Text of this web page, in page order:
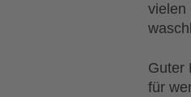
vielen
Guter
für